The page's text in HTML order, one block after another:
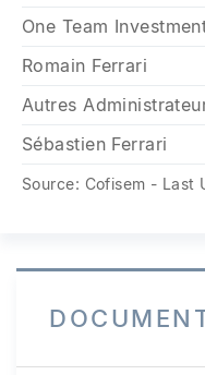
One Team
Romain Ferrari
Autres
Sébastien Ferrari
Source: Cofisem - Last